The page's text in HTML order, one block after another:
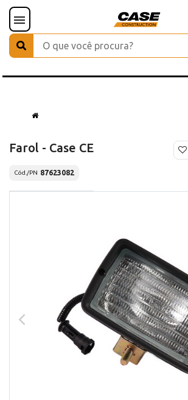
Farol - Case CE
Cód./PN 87623082